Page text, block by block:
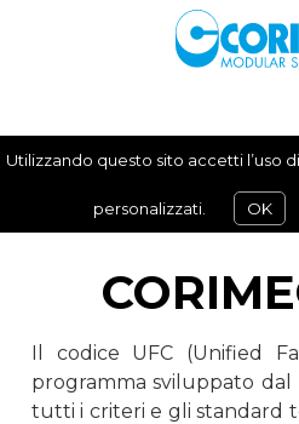
Utilizzando questo sito accetti l’uso
personalizzati. OK
Il codice UFC (Unified
programma sviluppato dal
tutti i criteri e gli standard